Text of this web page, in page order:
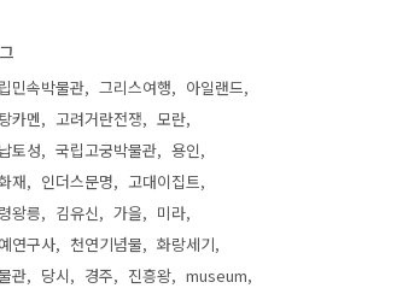
민속박물관 그리스여행
아일랜드
카멘
고려거란전쟁
모란
토성
국립고궁박물관
용인
재
인더스문명
고대이집트
왕릉
김유신 가을
미라
연구사
천연기념물
화랑세기
관
당시 경주 진흥왕
museum